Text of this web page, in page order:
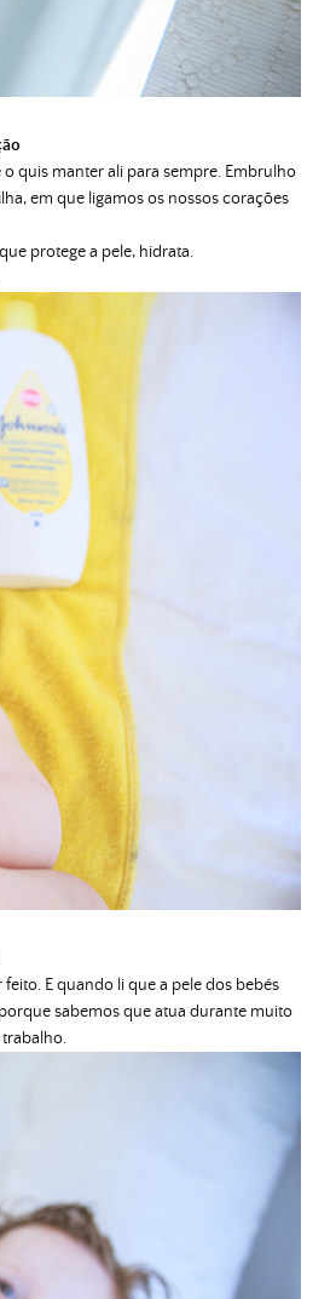
quis manter ali para sempre. Embrulho
em que ligamos os nossos corações
protege a pele, hidrata.
E quando li que a pele dos bebés
sabemos que atua durante muito
trabalho.